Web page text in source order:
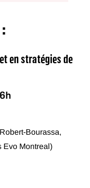
en stratégies de
Bourassa,
Evo Montreal)